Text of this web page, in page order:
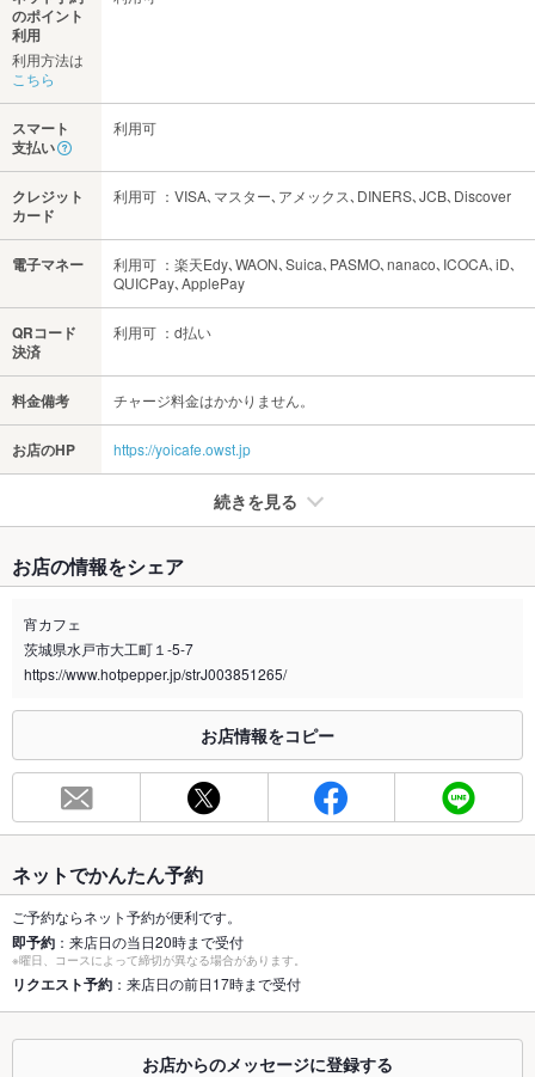
のポイント
利用
利用方法は
こちら
スマート
支払い
利用可
クレジット
カード
利用可 ：VISA､マスター､アメックス､DINERS､JCB､Discover
電子マネー
利用可 ：楽天Edy､WAON､Suica､PASMO､nanaco､ICOCA､iD､
QUICPay､ApplePay
QRコード
決済
利用可 ：d払い
料金備考 チャージ料金はかかりません。
お店のHP https://yoicafe.owst.jp
続きを見る
禁煙・喫煙
全席喫煙可
喫煙専用室 なし
合わせください。
お席
容人数
個室 なし
座敷 なし
掘りごたつ なし
お店の情報をシェア
宵カフェ
茨城県水戸市大工町１-5-7
https://www.hotpepper.jp/strJ003851265/
お店情報をコピー
ネットでかんたん予約
ご予約ならネット予約が便利です。
即予約 ：来店日の当日20時まで受付
※曜日、コースによって締切が異なる場合があります。
リクエスト予約 ：来店日の前日17時まで受付
お店からのメッセージに登録する